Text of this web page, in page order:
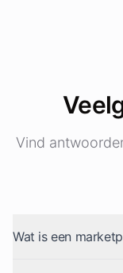
Vind
Wat is een